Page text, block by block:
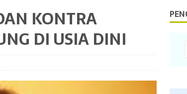
KONTRA
DI USIA DINI